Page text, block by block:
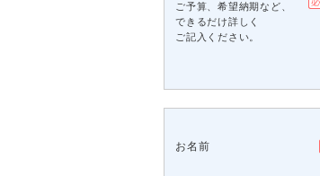
ご予算、希望納期など、
できるだけ詳しく
ご記入ください。
お名前